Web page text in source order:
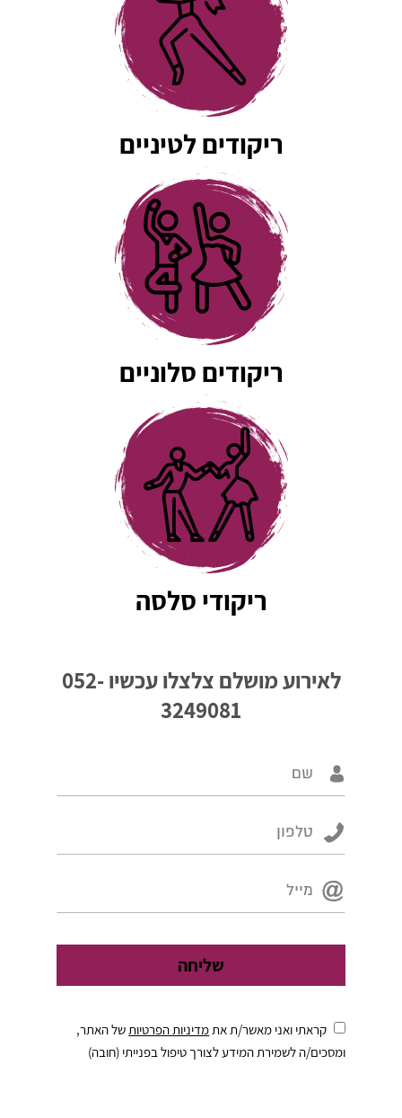
ריקודים לטיניים
ריקודים סלוניים
ריקודי סלסה
לאירוע מושלם צלצלו עכשיו052-
3249081
קראתי ואני מאשר/ת אתמדיניות הפרטיותשל האתר,
ומסכים/ה לשמירת המידע לצורך טיפול בפנייתי (חובה)